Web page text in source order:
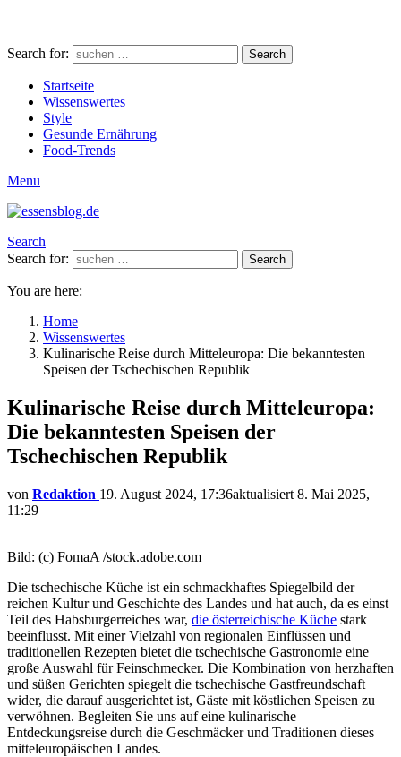
Search for: Search
Startseite
Wissenswertes
Style
Gesunde Ernährung
Food-Trends
Menu
Search
Search for:
Search
You are here:
Home
Wissenswertes
Kulinarische Reise durch Mitteleuropa: Die bekanntesten
Speisen der Tschechischen Republik
Kulinarische Reise durch Mitteleuropa:
Die bekanntesten Speisen der
Tschechischen Republik
von Redaktion 19. August 2024, 17:36aktualisiert 8. Mai 2025,
11:29
Bild: (c) FomaA /stock.adobe.com
Die tschechische Küche ist ein schmackhaftes Spiegelbild der
reichen Kultur und Geschichte des Landes und hat auch, da es einst
Teil des Habsburgerreiches war, die österreichische Küche stark
beeinflusst. Mit einer Vielzahl von regionalen Einflüssen und
traditionellen Rezepten bietet die tschechische Gastronomie eine
große Auswahl für Feinschmecker. Die Kombination von herzhaften
und süßen Gerichten spiegelt die tschechische Gastfreundschaft
wider, die darauf ausgerichtet ist, Gäste mit köstlichen Speisen zu
verwöhnen. Begleiten Sie uns auf eine kulinarische
Entdeckungsreise durch die Geschmäcker und Traditionen dieses
mitteleuropäischen Landes.